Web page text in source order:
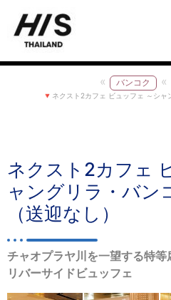
バンコク
ネクスト2カフェ ビュッフェ ～シャ
ネクスト2カフェ
ャングリラ・バン
（送迎なし）
チャオプラヤ川を一望する特
リバーサイドビュッフェ